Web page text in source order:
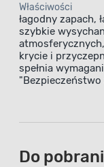
Właściwości
łagodny zapach,
szybkie
krycie i
spełnia
"Bezpieczeństwo
Do